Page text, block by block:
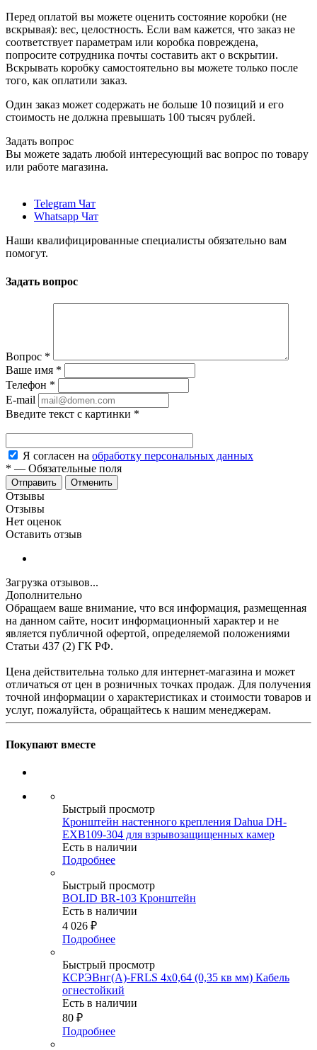
Перед оплатой вы можете оценить состояние коробки (не
вскрывая): вес, целостность. Если вам кажется, что заказ не
соответствует параметрам или коробка повреждена,
попросите сотрудника почты составить акт о вскрытии.
Вскрывать коробку самостоятельно вы можете только после
того, как оплатили заказ.
Один заказ может содержать не больше 10 позиций и его
стоимость не должна превышать 100 тысяч рублей.
Задать вопрос
Вы можете задать любой интересующий вас вопрос по товару
или работе магазина.
Telegram Чат
Whatsapp Чат
Наши квалифицированные специалисты обязательно вам
помогут.
Задать вопрос
Вопрос *
Ваше имя *
Телефон *
E-mail
Введите текст с картинки *
Я согласен на обработку персональных данных
* — Обязательные поля
Отменить
Отзывы
Отзывы
Нет оценок
Оставить отзыв
Загрузка отзывов...
Дополнительно
Обращаем ваше внимание, что вся информация, размещенная
на данном сайте, носит информационный характер и не
является публичной офертой, определяемой положениями
Статьи 437 (2) ГК РФ.
Цена действительна только для интернет-магазина и может
отличаться от цен в розничных точках продаж. Для получения
точной информации о характеристиках и стоимости товаров и
услуг, пожалуйста, обращайтесь к нашим менеджерам.
Покупают вместе
Быстрый просмотр
Кронштейн настенного крепления Dahua DH-
EXB109-304 для взрывозащищенных камер
Есть в наличии
Подробнее
Быстрый просмотр
BOLID BR-103 Кронштейн
Есть в наличии
4 026 ₽
Подробнее
Быстрый просмотр
КСРЭВнг(А)-FRLS 4х0,64 (0,35 кв мм) Кабель
огнестойкий
Есть в наличии
80 ₽
Подробнее